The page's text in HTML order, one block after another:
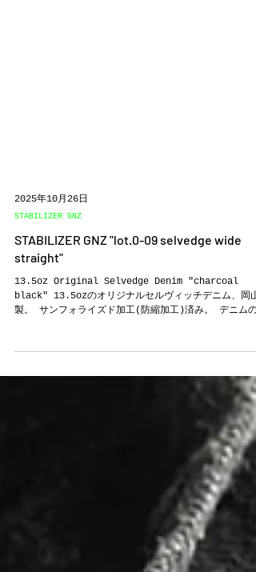
2025年10月26日
STABILIZER GNZ
STABILIZER GNZ "lot.0-09 selvedge wide
straight"
製。 サンフォライズド加工(防縮加工)済み。 デニムの
大量生産ならではの粗野で荒々しい風合いは 現代の正
繊細な紡績技術で再現することが容易ではなく その風
を出すために現代で出来る、いくつもの加工を組み合わ
て作り上げました。 この生地だけは風合いを重視して
ため、洗い加工を入れています。 タテ糸はブラック、
糸がホワイトで織られています。 lot.0-09 selvedge
wide straight （c.blackは初生産となります） 脇が
セルヴィッチ仕様のクラシックなシルエットをブランド
自の解釈で構築した太めのストレート。 waist 30・32
34 inch （length 30・32 inch） 30（L-30） ウ
スト77cm 股上32cm 股下79cm ワタリ30cm 裾幅23cm